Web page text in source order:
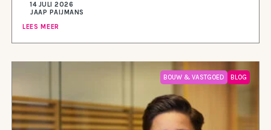
14 JULI 2026
JAAP PAIJMANS
LEES MEER
BOUW & VASTGOED BLOG